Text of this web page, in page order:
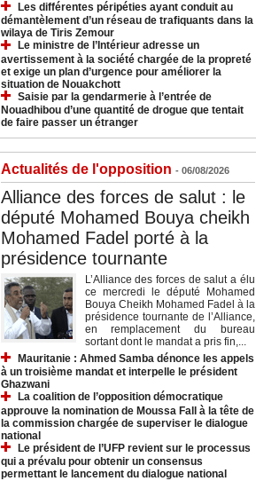
Les différentes péripéties ayant conduit au
démantèlement d’un réseau de trafiquants dans la
wilaya de Tiris Zemour
Le ministre de l’Intérieur adresse un
avertissement à la société chargée de la propreté
et exige un plan d’urgence pour améliorer la
situation de Nouakchott
Saisie par la gendarmerie à l’entrée de
Nouadhibou d’une quantité de drogue que tentait
de faire passer un étranger
Actualités de l'opposition - 06/08/2026
Alliance des forces de salut : le
député Mohamed Bouya cheikh
Mohamed Fadel porté à la
présidence tournante
L’Alliance des forces de salut a élu
ce mercredi le député Mohamed
Bouya Cheikh Mohamed Fadel à la
présidence tournante de l’Alliance,
en remplacement du bureau
sortant dont le mandat a pris fin,...
Mauritanie : Ahmed Samba dénonce les appels
à un troisième mandat et interpelle le président
Ghazwani
La coalition de l’opposition démocratique
approuve la nomination de Moussa Fall à la tête de
la commission chargée de superviser le dialogue
national
Le président de l’UFP revient sur le processus
qui a prévalu pour obtenir un consensus
permettant le lancement du dialogue national